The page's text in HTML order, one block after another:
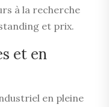
à la recherche
et prix.
et en
en pleine